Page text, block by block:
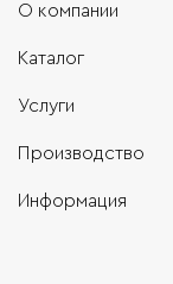
О компании
Каталог
Услуги
Производство
Информация